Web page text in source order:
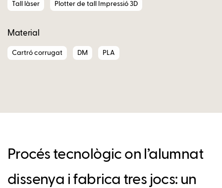
Tall làser Plotter de tall Impressió 3D
Material
Cartró corrugat DM PLA
Procés tecnològic on l’alumnat
dissenya i fabrica tres jocs: un